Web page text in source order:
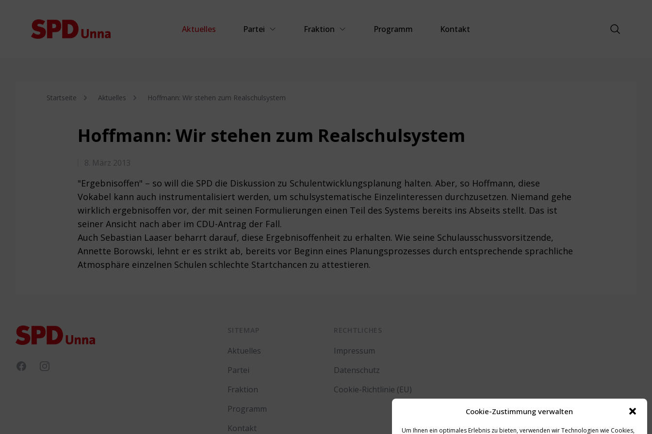
Cookie-Zustimmung verwalten
Um Ihnen ein optimales Erlebnis zu bieten, verwenden wir Technologien wie Cookies,
Aktuelles Partei Fraktion Programm Kontakt Suche
Startseite Aktuelles Hoffmann: Wir stehen zum Realschulsystem
Hoffmann: Wir stehen zum Realschulsystem
8. März 2013
"Ergebnisoffen" – so will die SPD die Diskussion zu Schulentwicklungsplanung halten. Aber, so Hoffmann, diese
Vokabel kann auch instrumentalisiert werden, um schulsystematische Einzelinteressen durchzusetzen. Niemand gehe
wirklich ergebnisoffen vor, der mit seinen Formulierungen einen Teil des Systems bereits ins Abseits stellt. Das ist
seiner Ansicht nach aber im CDU-Antrag der Fall.
Auch Sebastian Laaser beharrt darauf, diese Ergebnisoffenheit zu erhalten. Wie seine Schulausschussvorsitzende,
Annette Borowski, lehnt er es strikt ab, bereits vor Beginn eines Planungsprozesses durch entsprechende sprachliche
Atmosphäre einzelnen Schulen schlechte Startchancen zu attestieren.
FacebookInstagram
SITEMAP
Aktuelles
Partei
Fraktion
Programm
Kontakt
RECHTLICHES
Impressum
Datenschutz
Cookie-Richtlinie (EU)